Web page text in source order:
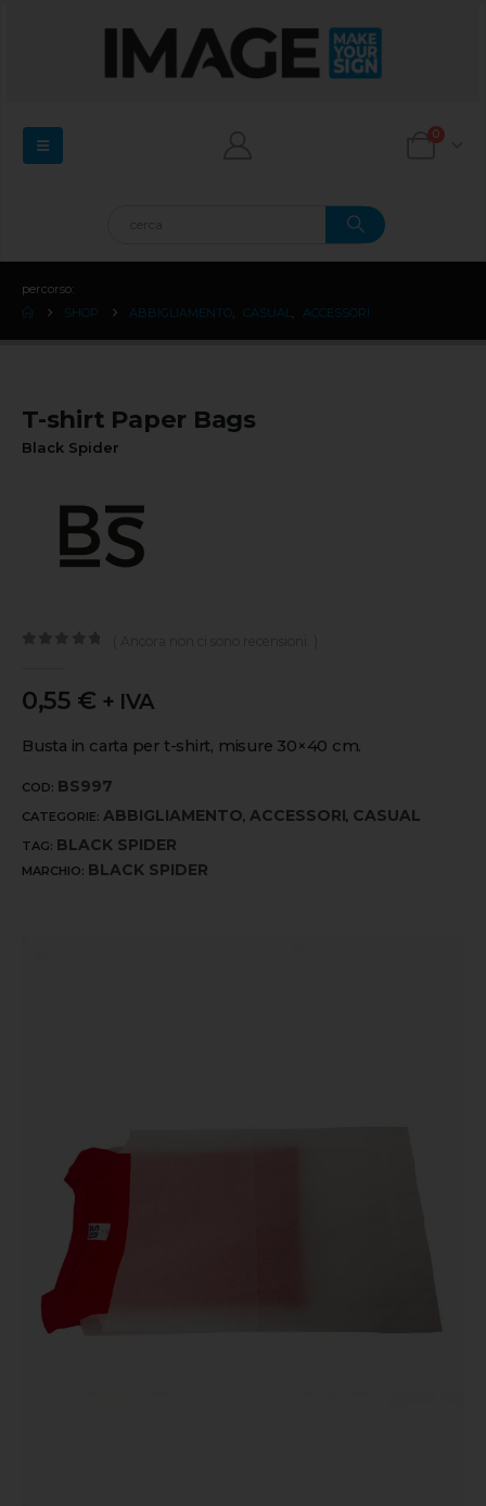
0
percorso:
SHOP
ABBIGLIAMENTO CASUAL ACCESSORI
T-shirt Paper Bags
Black Spider
0,55 € + IVA
Busta in carta per t-shirt, misure 30×40 cm.
COD: BS997
CATEGORIE: ABBIGLIAMENTO, ACCESSORI, CASUAL
TAG: BLACK SPIDER
MARCHIO: BLACK SPIDER